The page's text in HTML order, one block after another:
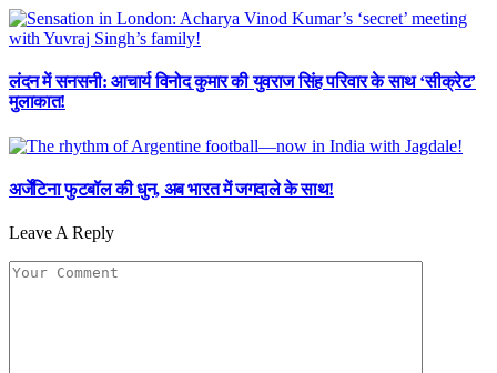
लंदन में सनसनी: आचार्य विनोद कुमार की युवराज सिंह परिवार के साथ ‘सीक्रेट’
मुलाकात!
अर्जेंटिना फुटबॉल की धुन, अब भारत में जगदाले के साथ!
Leave A Reply